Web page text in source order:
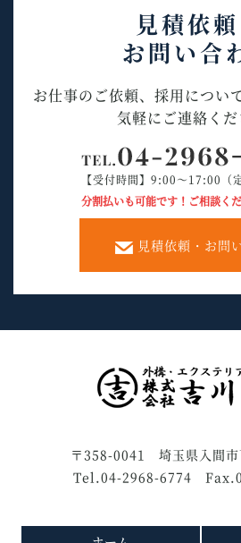
見積依頼
お問い合
お仕事のご依頼、採用につい
気軽にご連絡くだ
【受付時間】9:00～17:00（
分割払いも可能です！ご相談くだ
見積依頼・お問
〒358-0041 埼玉県入間市
Tel.04-2968-6774